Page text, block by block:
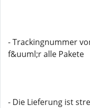
- Trackingnummer
f&uuml;r alle Pakete
- Die Lieferung ist